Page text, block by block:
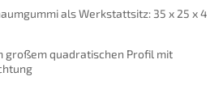
als Werkstattsitz: 35 x 25 x 4
großem quadratischen Profil mit